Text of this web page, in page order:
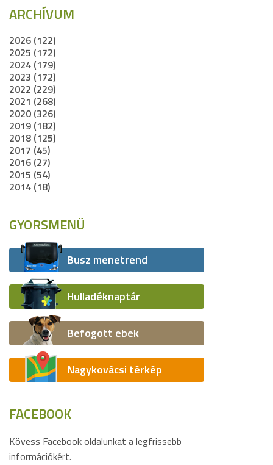
ARCHÍVUM
2026 (122)
2025 (172)
2024 (179)
2023 (172)
2022 (229)
2021 (268)
2020 (326)
2019 (182)
2018 (125)
2017 (45)
2016 (27)
2015 (54)
2014 (18)
GYORSMENÜ
Busz menetrend
Hulladéknaptár
Befogott ebek
Nagykovácsi térkép
FACEBOOK
Kövess Facebook oldalunkat a legfrissebb
információkért.